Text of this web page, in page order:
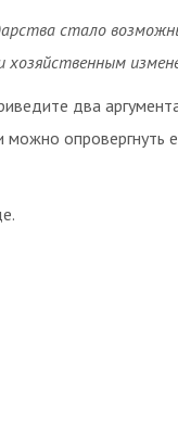
стало
два
можно опровергнуть